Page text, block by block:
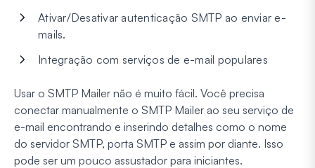
Ativar/Desativar autenticação SMTP ao enviar e-
mails.
Integração com serviços de e-mail populares
Usar o SMTP Mailer não é muito fácil. Você precisa
conectar manualmente o SMTP Mailer ao seu serviço de
e-mail encontrando e inserindo detalhes como o nome
do servidor SMTP, porta SMTP e assim por diante. Isso
pode ser um pouco assustador para iniciantes.